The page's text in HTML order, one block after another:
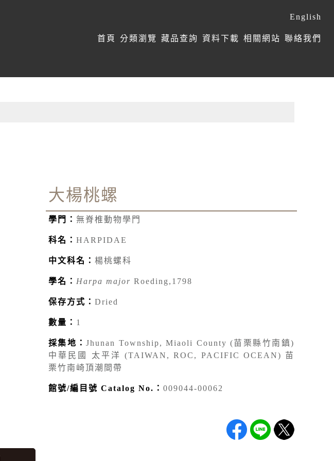
首頁 分類瀏覽 藏品查詢 資料下載 相關網站 聯絡我們
English
大楊桃螺
學門： 無脊椎動物學門
科名： HARPIDAE
中文科名： 楊桃螺科
學名： Harpa major Roeding,1798
保存方式： Dried
數量： 1
採集地：Jhunan Township, Miaoli County (苗栗縣竹南鎮)
中華民國 太平洋 (TAIWAN, ROC, PACIFIC OCEAN) 苗
栗竹南崎頂潮間帶
館號/編目號 Catalog No.： 009044-00062